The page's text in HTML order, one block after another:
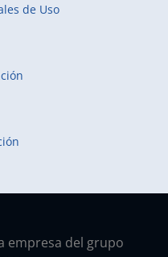
de Uso
empresa del grupo